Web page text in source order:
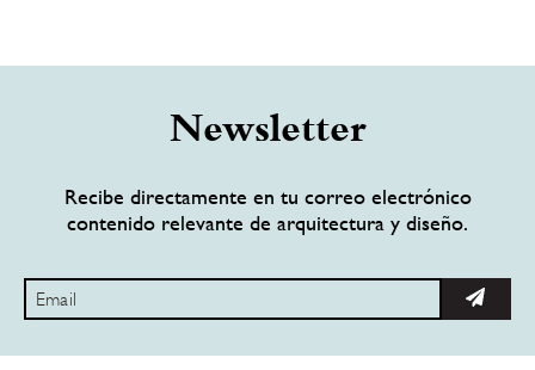
Newsletter
Recibe directamente en tu correo electrónico
contenido relevante de arquitectura y diseño.